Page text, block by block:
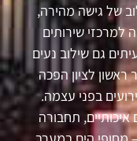
של גישה מהירה,
למרכזי שירותים
גם שילוב נעים
ראשון לציון הפכה
בפני עצמה.
תחבורה